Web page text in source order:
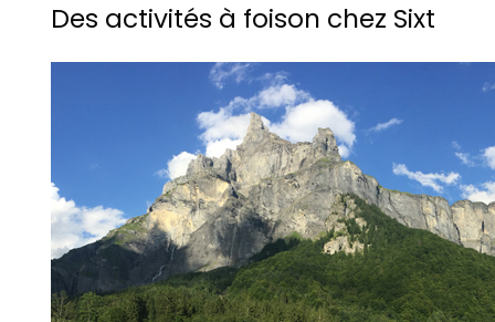
Des activités à foison chez Sixt